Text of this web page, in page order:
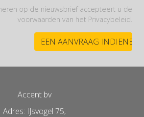
op de nieuwsbrief accepteert u de
voorwaarden van het Privacybeleid.
Accent bv
Adres: IJsvogel 75,